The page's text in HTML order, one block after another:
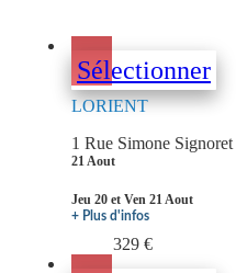
Sélectionner
LORIENT
1 Rue Simone Signoret
21 Aout
Jeu 20 et Ven 21 Aout
+ Plus d'infos
329 €